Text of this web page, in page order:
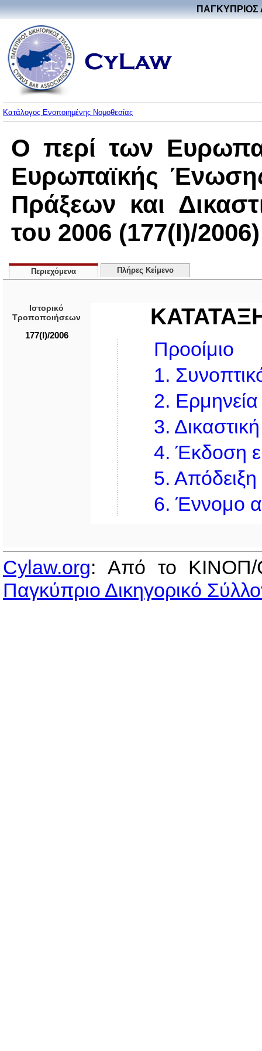
ΠΑΓΚΥΠΡΙΟΣ
Κατάλογος Ενοποιημένης Νομοθεσίας
Ο περί των
Ευρωπαϊκής
Πράξεων και
του 2006 (177(I)/2006)
Περιεχόμενα Πλήρες Κείμενο
Ιστορικό
Τροποποιήσεων
177(I)/2006
Προοίμιο
1.
2. Ερμηνεία
3.
4.Έκδοση
5. Απόδειξη
6.Έννομο
Cylaw.org: Από το
Παγκύπριο Δικηγορικό